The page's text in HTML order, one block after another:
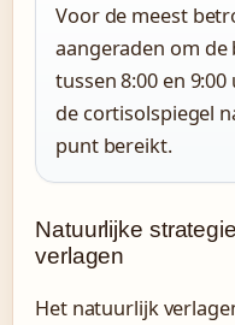
Voor de meest
aangeraden om
tussen 8:00 en
de cortisolspiegel
punt bereikt.
Natuurlijke
verlagen
Het natuurlijk